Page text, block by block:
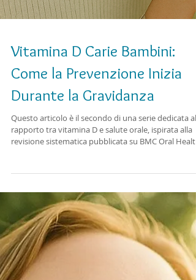
Vitamina D Carie Bambini:
Come la Prevenzione Inizia
Durante la Gravidanza